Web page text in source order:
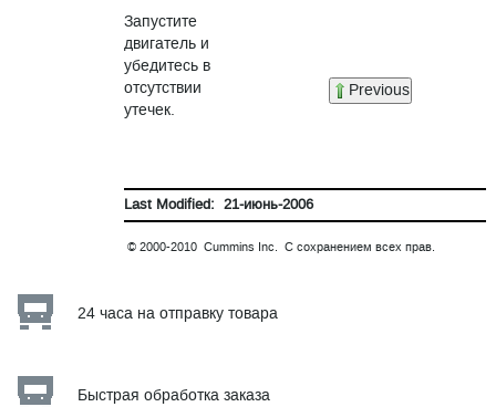
Запустите
двигатель и
убедитесь в
отсутствии
утечек.
Previous
Last Modified: 21-июнь-2006
© 2000-2010 Cummins Inc. С сохранением всех прав.
24 часа на отправку товара
Быстрая обработка заказа